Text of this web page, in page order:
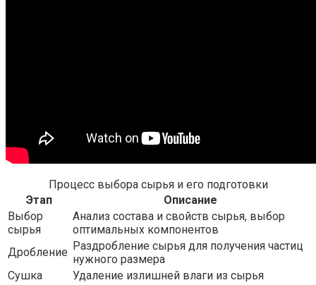
Процесс выбора сырья и его подготовки
Этап
Описание
Выбор
сырья
Анализ состава и свойств сырья, выбор
оптимальных компонентов
Дробление Раздробление сырья для получения частиц
нужного размера
Сушка
Удаление излишней влаги из сырья